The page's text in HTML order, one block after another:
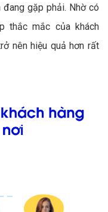
gặp phải. Nhờ có
thắc mắc của khách
nên hiệu quả hơn rất